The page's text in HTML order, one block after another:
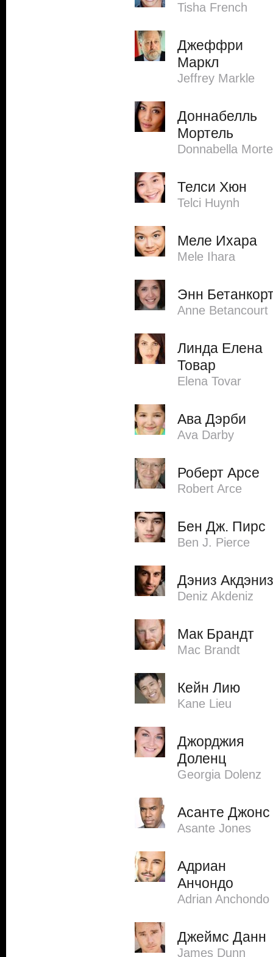
Tisha French
Джеффри
Маркл
Jeffrey Markle
Доннабелль
Мортель
Donnabella
Телси Хюн
Telci Huynh
Меле Ихара
Mele Ihara
Энн
Anne Betancourt
Линда Елена
Товар
Elena Tovar
Ава Дэрби
Ava Darby
Роберт Арсе
Robert Arce
Бен Дж. Пирс
Ben J. Pierce
Дэниз Акдэниз
Deniz Akdeniz
Мак Брандт
Mac Brandt
Кейн Лию
Kane Lieu
Джорджия
Доленц
Georgia Dolenz
Асанте Джонс
Asante Jones
Адриан
Анчондо
Adrian Anchondo
Джеймс Данн
James Dunn